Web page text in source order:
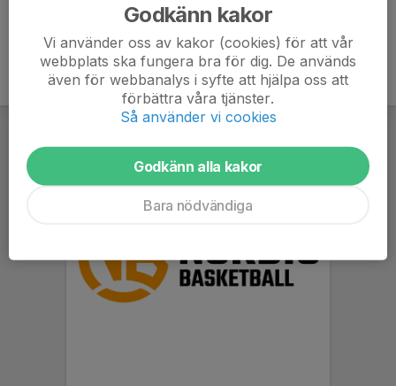
Godkänn kakor
Vi använder oss av kakor (cookies) för att vår
webbplats ska fungera bra för dig. De används
även för webbanalys i syfte att hjälpa oss att
förbättra våra tjänster.
Så använder vi cookies
Godkänn alla kakor
Bara nödvändiga